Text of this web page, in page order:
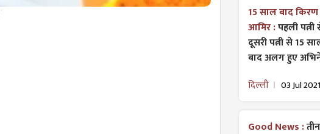
15 साल बाद
आमिर :पहली
दूसरी पत्नी से 15
बाद अलग हुए
दिल्ली 03 Jul 2021
Good News :